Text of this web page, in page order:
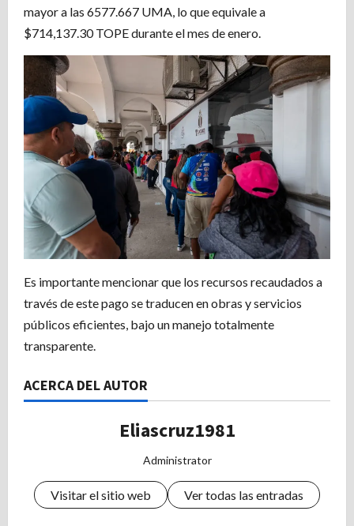
mayor a las 6577.667 UMA, lo que equivale a
$714,137.30 TOPE durante el mes de enero.
Es importante mencionar que los recursos recaudados a
través de este pago se traducen en obras y servicios
públicos eficientes, bajo un manejo totalmente
transparente.
ACERCA DEL AUTOR
Eliascruz1981
Administrator
Visitar el sitio web Ver todas las entradas